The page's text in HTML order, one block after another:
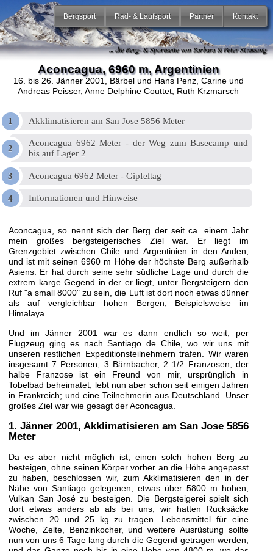
Bergsport Rad- & Laufsport Partner Kontakt
Aconcagua, 6960 m, Argentinien
16. bis 26. Jänner 2001
, Bärbel und Hans Penz, Carine und
Andreas Peisser, Anne Delphine Couttet, Ruth Krzmarsch
Akklimatisieren am San Jose 5856 Meter
Aconcagua 6962 Meter - der Weg zum Basecamp und
bis auf Lager 2
Aconcagua 6962 Meter - Gipfeltag
Informationen und Hinweise
Aconcagua, so nennt sich der Berg der seit ca. einem Jahr
mein großes bergsteigerisches Ziel war. Er liegt im
Grenzgebiet zwischen Chile und Argentinien in den Anden,
und ist mit seinen 6960 m Höhe der höchste Berg außerhalb
Asiens. Er hat durch seine sehr südliche Lage und durch die
extrem karge Gegend in der er liegt, unter Bergsteigern den
Ruf "a small 8000" zu sein, die Luft ist dort noch etwas dünner
als auf vergleichbar hohen Bergen, Beispielsweise im
Himalaya.
Und im Jänner 2001 war es dann endlich so weit, per
Flugzeug ging es nach Santiago de Chile, wo wir uns mit
unseren restlichen Expeditionsteilnehmern trafen. Wir waren
insgesamt 7 Personen, 3 Bärnbacher, 2 1/2 Franzosen, der
halbe Franzose ist ein Freund von mir, ursprünglich in
Tobelbad beheimatet, lebt nun aber schon seit einigen Jahren
in Frankreich; und eine Teilnehmerin aus Deutschland. Unser
großes Ziel war wie gesagt der Aconcagua.
1. Jänner 2001, Akklimatisieren am San Jose 5856
Meter
Da es aber nicht möglich ist, einen solch hohen Berg zu
besteigen, ohne seinen Körper vorher an die Höhe angepasst
zu haben, beschlossen wir, zum Akklimatisieren den in der
Nähe von Santiago gelegenen, etwas über 5800 m hohen,
Vulkan San José zu besteigen. Die Bergsteigerei spielt sich
dort etwas anders ab als bei uns, wir hatten Rucksäcke
zwischen 20 und 25 kg zu tragen. Lebensmittel für eine
Woche, Zelte, Benzinkocher, und weitere Ausrüstung sollte
nun von uns 6 Tage lang durch die Gegend getragen werden;